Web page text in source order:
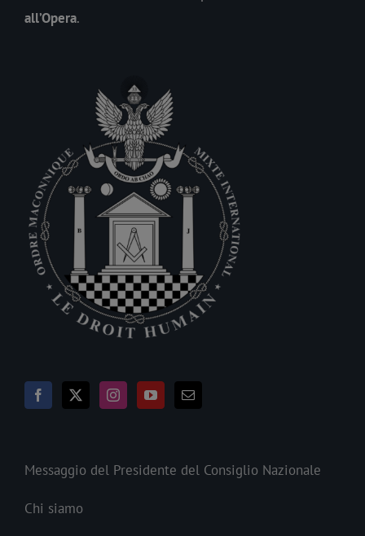
all’Opera.
Messaggio del Presidente del Consiglio Nazionale
Chi siamo